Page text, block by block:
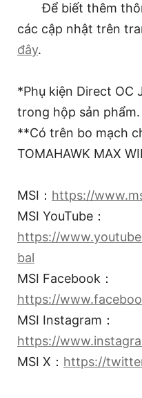
Để biết thêm
các cập nhật trên
đây.
*Phụ kiện Direct OC
trong hộp sản phẩm.
**Có trên bo mạch
TOMAHAWK MAX
MSI： https://
MSI YouTube：
https://
bal
MSI Facebook：
https://
MSI Instagram：
https://
MSI X： https://